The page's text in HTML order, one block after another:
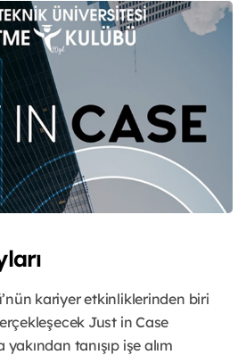
kariyer etkinliklerinden biri
Just in Case
tanışıp işe alım